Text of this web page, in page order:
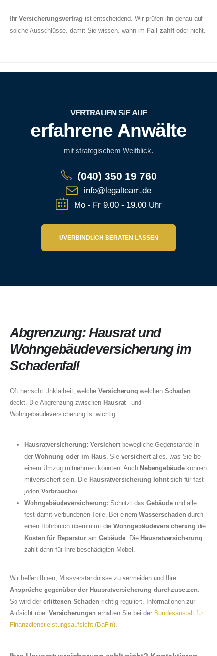
Ihr Versicherungsvertrag ist entscheidend. Wir prüfen ihn genau auf
solche Ausschlüsse, damit Sie wissen, wann im Fall zahlt oder nicht.
VERTRAUEN SIE AUF
erfahrene Anwälte
mit strategischem Weitblick.
(040) 350 19 760
info@legalteam.de
Mo - Fr 9.00 - 19.00 Uhr
UVERBINDLICH BERATEN LASSEN
About Us
Abgrenzung: Hausrat und
Wohngebäudeversicherung im
Schadenfall
Oft herrscht Unklarheit, welche Versicherung welchen Schaden
deckt. Die Abgrenzung zwischen Hausrat– und
Wohngebäudeversicherung ist wichtig:
Hausratversicherung: Versichertbewegliche Gegenstände in
der Wohnung oder im Haus. Sie versichertalles, was Sie bei
einem Umzug mitnehmen könnten. Auch Nebengebäudekönnen
mitversichert sein. Die Hausratversicherung lohntsich für fast
jeden Verbraucher.
Wohngebäudeversicherung: Schützt das Gebäudeund alle
fest damit verbundenen Teile. Bei einem Wasserschaden durch
einen Rohrbruch übernimmt die Wohngebäudeversicherung die
Kosten für Reparaturam Gebäude. Die Hausratversicherung
zahlt dann für Ihre beschädigten Möbel.
Wir helfen Ihnen, Missverständnisse zu vermeiden und Ihre
Ansprüche gegenüber der Hausratversicherung durchzusetzen
So wird der erlittenen Schaden richtig reguliert. Informationen zur
Aufsicht über Versicherungen erhalten Sie bei der Bundesanstalt für
Finanzdienstleistungsaufsicht (BaFin)